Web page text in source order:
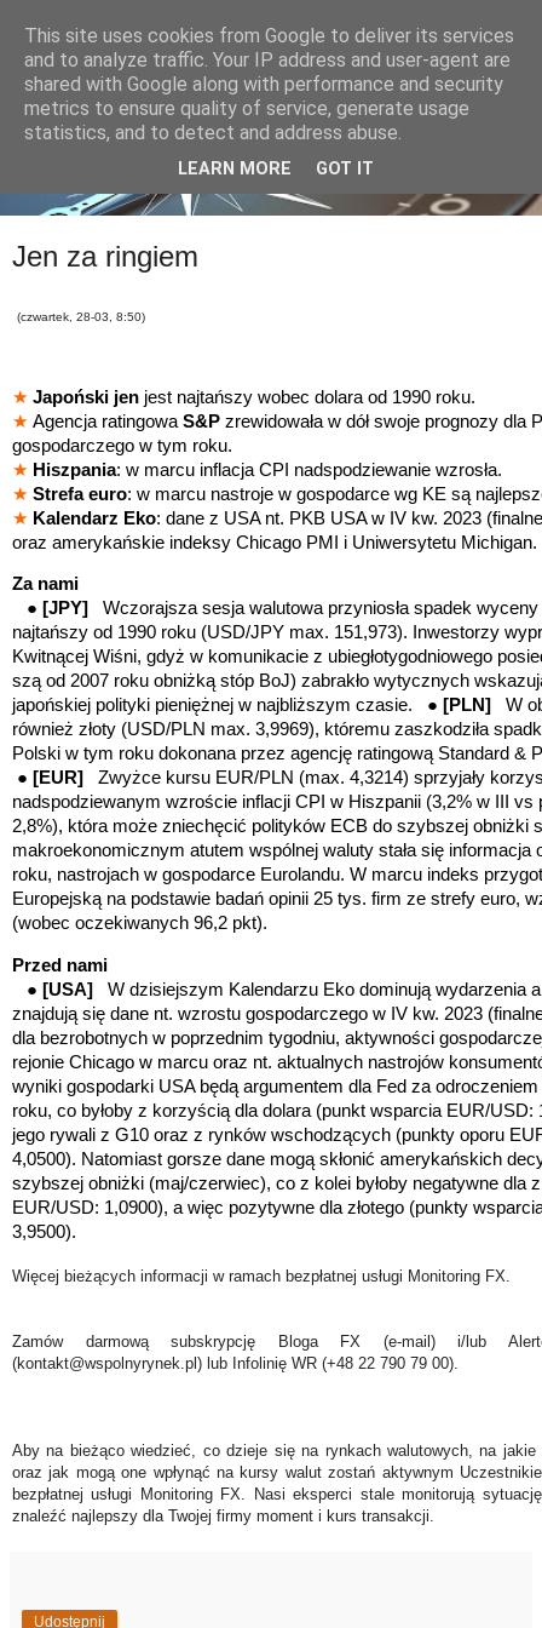
Jen za ringiem
(czwartek, 28-03, 8:50)
★ Japoński jen jest najtańszy wobec dolara od 1990 roku.
★ Agencja ratingowa S&P zrewidowała w dół swoje prognozy dla
gospodarczego w tym roku.
★ Hiszpania: w marcu inflacja CPI nadspodziewanie wzrosła.
★ Strefa euro: w marcu nastroje w gospodarce wg KE są
★ Kalendarz Eko: dane z USA nt. PKB USA w IV kw. 2023
oraz amerykańskie indeksy Chicago PMI i Uniwersytetu Michigan.
Za nami
● [JPY] Wczorajsza sesja walutowa przyniosła spadek
najtańszy od 1990 roku (USD/JPY max. 151,973). Inwestorzy
Kwitnącej Wiśni, gdyż w komunikacie z ubiegłotygodniowego
szą od 2007 roku obniżką stóp BoJ) zabrakło wytycznych
japońskiej polityki pieniężnej w najbliższym czasie. ● [PLN] W
również złoty (USD/PLN max. 3,9969), któremu zaszkodziła
Polski w tym roku dokonana przez agencję ratingową Standard &
● [EUR] Zwyżce kursu EUR/PLN (max. 4,3214) sprzyjały
nadspodziewanym wzroście inflacji CPI w Hiszpanii (3,2% w III vs
2,8%), która może zniechęcić polityków ECB do szybszej obniżki
makroekonomicznym atutem wspólnej waluty stała się informacja
roku, nastrojach w gospodarce Eurolandu. W marcu indeks
Europejską na podstawie badań opinii 25 tys. firm ze strefy euro,
(wobec oczekiwanych 96,2 pkt).
Przed nami
● [USA] W dzisiejszym Kalendarzu Eko dominują wydarzenia
znajdują się dane nt. wzrostu gospodarczego w IV kw. 2023
dla bezrobotnych w poprzednim tygodniu, aktywności
rejonie Chicago w marcu oraz nt. aktualnych nastrojów
wyniki gospodarki USA będą argumentem dla Fed za odroczeniem
roku, co byłoby z korzyścią dla dolara (punkt wsparcia EUR/USD:
jego rywali z G10 oraz z rynków wschodzących (punkty oporu
4,0500). Natomiast gorsze dane mogą skłonić amerykańskich
szybszej obniżki (maj/czerwiec), co z kolei byłoby negatywne dla
EUR/USD: 1,0900), a więc pozytywne dla złotego (punkty
3,9500).
Więcej bieżących informacji w ramach bezpłatnej usługi Monitoring FX.
Zamów darmową subskrypcję Bloga FX (e-mail) i/lub
(kontakt@wspolnyrynek.pl) lub Infolinię WR (+48 22 790 79 00).
Aby na bieżąco wiedzieć, co dzieje się na rynkach walutowych, na
oraz jak mogą one wpłynąć na kursy walut zostań aktywnym
bezpłatnej usługi Monitoring FX. Nasi eksperci stale monitorują
znaleźć najlepszy dla Twojej firmy moment i kurs transakcji.
Udostępnij
This site uses cookies from Google to deliver its services
and to analyze traffic. Your IP address and user-agent are
shared with Google along with performance and security
metrics to ensure quality of service, generate usage
statistics, and to detect and address abuse.
LEARN MORE GOT IT